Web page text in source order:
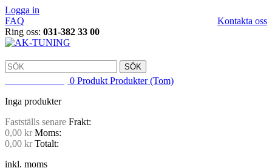
Logga in
Kontakta oss
FAQ
Ring oss: 031-382 33 00
SÖK
0 Produkt Produkter (Tom)
Inga produkter
Fastställs senare Frakt:
0,00 kr Moms:
0,00 kr Totalt:
inkl. moms